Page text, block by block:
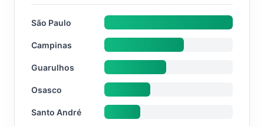
São Paulo
Campinas
Guarulhos
Osasco
Santo André